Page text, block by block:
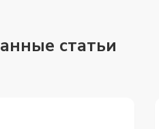
статьи